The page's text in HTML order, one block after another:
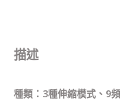
描述
種類：3種伸縮模式、9